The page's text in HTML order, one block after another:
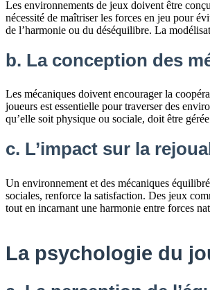
Les environnements de jeux doivent être
nécessité de maîtriser les forces en jeu pour
de l’harmonie ou du déséquilibre. La
b. La conception des
Les mécaniques doivent encourager la
joueurs est essentielle pour traverser des
qu’elle soit physique ou sociale, doit être
c. L’impact sur la
Un environnement et des mécaniques
sociales, renforce la satisfaction. Des jeux
tout en incarnant une harmonie entre forces
La psychologie du